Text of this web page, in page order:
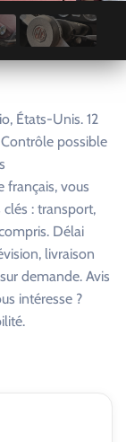
États-Unis. 12
possible
français, vous
: transport,
Délai
livraison
demande. Avis
intéresse ?